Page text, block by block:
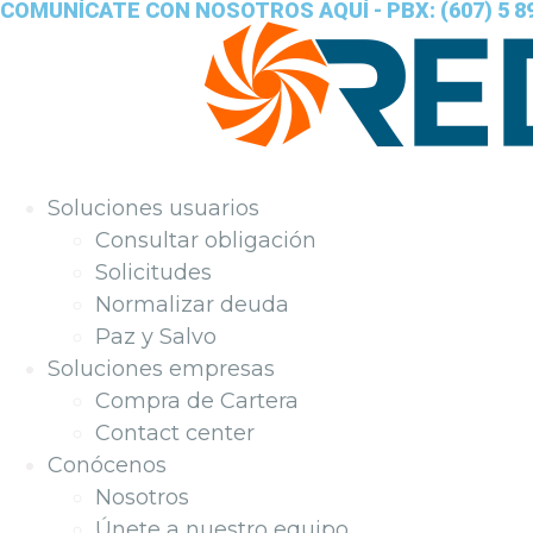
COMUNÍCATE CON NOSOTROS AQUÍ - PBX: (607) 5
Soluciones usuarios
Consultar obligación
Solicitudes
Normalizar deuda
Paz y Salvo
Soluciones empresas
Compra de Cartera
Contact center
Conócenos
Nosotros